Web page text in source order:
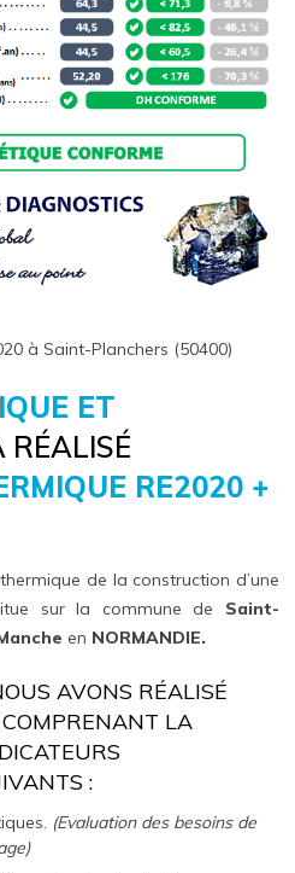
à Saint-Planchers (50400)
ET
RÉALISÉ
RE2020 +
de la construction d’une
sur la commune de Saint-
en NORMANDIE.
AVONS RÉALISÉ
LA
:
(Evaluation des besoins de